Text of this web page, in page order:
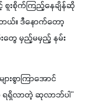
စိုက်ကြည့်နေချိန်ဆို
ယ်။ ဒီနောက်တော့
မှည့်မမှည့် နမ်း
ားစွာကြာအောင်
ရရှိလာတဲ့ ဆုလာဘ်ပါ"